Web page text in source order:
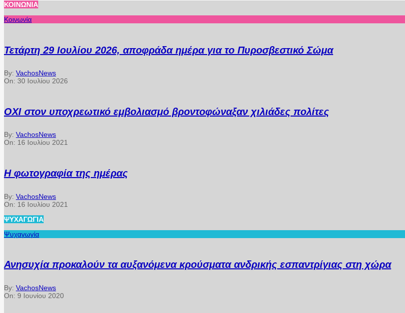
ΚΟΙΝΩΝΊΑ
Κοινωνία
Τετάρτη 29 Ιουλίου 2026, αποφράδα ημέρα για το Πυροσβεστικό Σώμα
By: VachosNews
On: 30 Ιουλίου 2026
ΟΧΙ στον υποχρεωτικό εμβολιασμό βροντοφώναξαν χιλιάδες πολίτες
By: VachosNews
On: 16 Ιουλίου 2021
Η φωτογραφία της ημέρας
By: VachosNews
On: 16 Ιουλίου 2021
ΨΥΧΑΓΩΓΊΑ
Ψυχαγωγία
Ανησυχία προκαλούν τα αυξανόμενα κρούσματα ανδρικής εσπαντρίγιας στη χώρα
By: VachosNews
On: 9 Ιουνίου 2020